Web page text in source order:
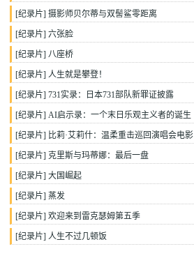
[纪录片]摄影师贝尔蒂与双髻鲨零距离
[纪录片]六张脸
[纪录片]八座桥
[纪录片]人生就是攀登！
[纪录片]731实录：日本731部队新罪证披露
[纪录片]AI启示录：一个末日乐观主义者的诞生
[纪录片] 比莉·艾莉什：温柔重击巡回演唱会电影
[纪录片] 克里斯与玛蒂娜：最后一盘
[纪录片]大国崛起
[纪录片]蒸发
[纪录片]欢迎来到雷克瑟姆第五季
[纪录片]人生不过几顿饭